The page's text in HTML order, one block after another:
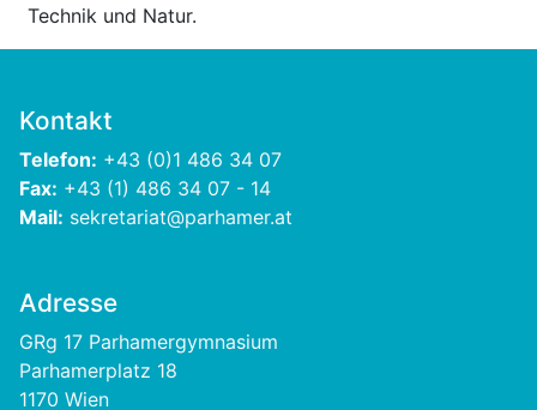
Technik und Natur.
Kontakt
Telefon: +43 (0)1 486 34 07
Fax: +43 (1) 486 34 07 - 14
Mail: sekretariat@parhamer.at
Adresse
GRg 17 Parhamergymnasium
Parhamerplatz 18
1170 Wien